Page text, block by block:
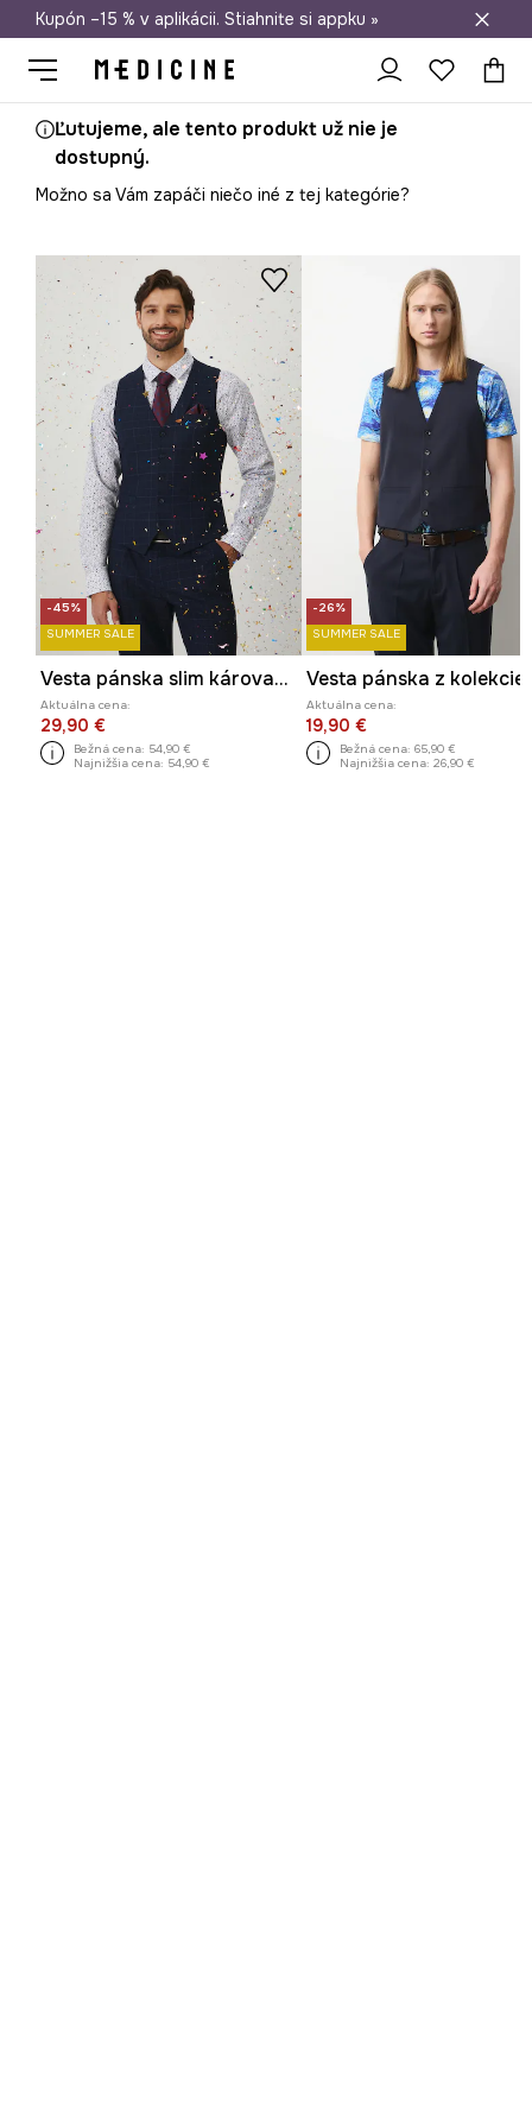
Doprava zadarmo od 50 €
Kupón –15 % v aplikácii. Stiahnite si appku »
Ľutujeme, ale tento produkt už nie je
dostupný.
Možno sa Vám zapáči niečo iné z tej kategórie?
-45%
SUMMER SALE
Vesta pánska slim károvaný tmavomodrá farba
Aktuálna cena:
29,90 €
Bežná cena: 54,90 €
Najnižšia cena: 54,90 €
-26%
SUMMER SALE
Aktuálna cena:
19,90 €
Bežná cena: 65,90 €
Najnižšia cena: 26,90 €